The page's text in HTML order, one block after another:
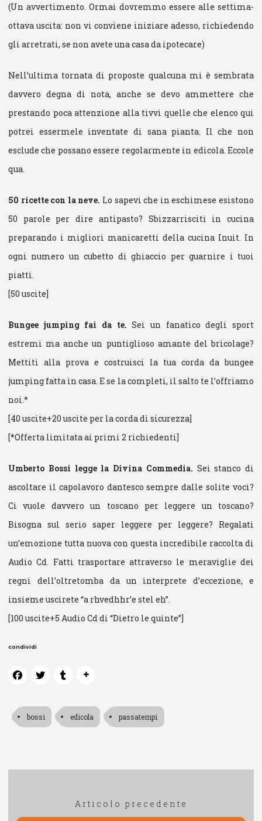
(Un avvertimento. Ormai dovremmo essere alle settima-
ottava uscita: non vi conviene iniziare adesso, richiedendo
gli arretrati, se non avete una casa da ipotecare)
Nell’ultima tornata di proposte qualcuna mi è sembrata
davvero degna di nota, anche se devo ammettere che
prestando poca attenzione alla tivvì quelle che elenco qui
potrei essermele inventate di sana pianta. Il che non
esclude che possano essere regolarmente in edicola. Eccole
qua.
50 ricette con la neve. Lo sapevi che in eschimese esistono
50 parole per dire antipasto? Sbizzarrisciti in cucina
preparando i migliori manicaretti della cucina Inuit. In
ogni numero un cubetto di ghiaccio per guarnire i tuoi
piatti.
[50 uscite]
Bungee jumping fai da te. Sei un fanatico degli sport
estremi ma anche un puntiglioso amante del bricolage?
Mettiti alla prova e costruisci la tua corda da bungee
jumping fatta in casa. E se la completi, il salto te l’offriamo
noi.*
[40 uscite+20 uscite per la corda di sicurezza]
[*Offerta limitata ai primi 2 richiedenti]
Umberto Bossi legge la Divina Commedia. Sei stanco di
ascoltare il capolavoro dantesco sempre dalle solite voci?
Ci vuole davvero un toscano per leggere un toscano?
Bisogna sul serio saper leggere per leggere? Regalati
un’emozione tutta nuova con questa incredibile raccolta di
Audio Cd. Fatti trasportare attraverso le meraviglie dei
regni dell’oltretomba da un interprete d’eccezione, e
insieme uscirete “a rhvedhhr’e stel eh”.
[100 uscite+5 Audio Cd di “Dietro le quinte”]
condividi
bossi edicola passatempi
Articolo precedente